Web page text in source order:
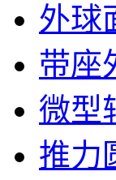
外球
带座
微型
推力